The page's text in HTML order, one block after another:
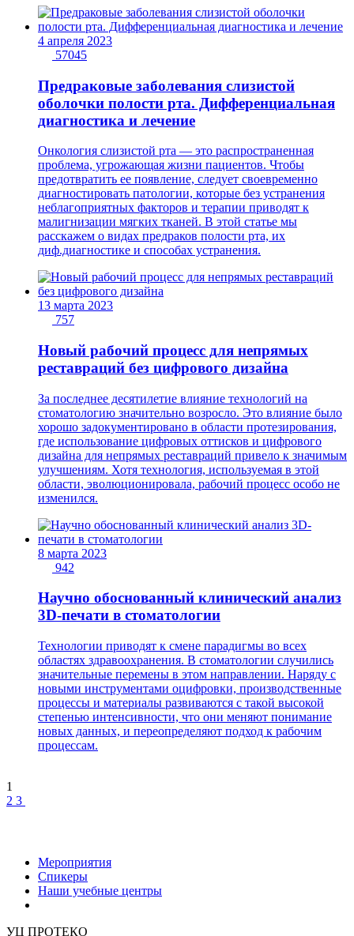
4 апреля 2023
57045
Предраковые заболевания слизистой
оболочки полости рта. Дифференциальная
диагностика и лечение
Онкология слизистой рта — это распространенная
проблема, угрожающая жизни пациентов. Чтобы
предотвратить ее появление, следует своевременно
диагностировать патологии, которые без устранения
неблагоприятных факторов и терапии приводят к
малигнизации мягких тканей. В этой статье мы
расскажем о видах предраков полости рта, их
диф.диагностике и способах устранения.
13 марта 2023
757
Новый рабочий процесс для непрямых
реставраций без цифрового дизайна
За последнее десятилетие влияние технологий на
стоматологию значительно возросло. Это влияние было
хорошо задокументировано в области протезирования,
где использование цифровых оттисков и цифрового
дизайна для непрямых реставраций привело к значимым
улучшениям. Хотя технология, используемая в этой
области, эволюционировала, рабочий процесс особо не
изменился.
8 марта 2023
942
Научно обоснованный клинический анализ
3D-печати в стоматологии
Технологии приводят к смене парадигмы во всех
областях здравоохранения. В стоматологии случились
значительные перемены в этом направлении. Наряду с
новыми инструментами оцифровки, производственные
процессы и материалы развиваются с такой высокой
степенью интенсивности, что они меняют понимание
новых данных, и переопределяют подход к рабочим
процессам.
1
2 3
Мероприятия
Спикеры
Наши учебные центры
УЦ ПРОТЕКО